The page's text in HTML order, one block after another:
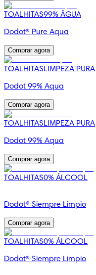
TOALHITAS99% ÁGUA
Dodot® Pure Aqua
Comprar agora
TOALHITASLIMPEZA PURA
Dodot 99% Aqua
Comprar agora
TOALHITASLIMPEZA PURA
Dodot 99% Aqua
Comprar agora
TOALHITAS0% ÁLCOOL
Dodot® Siempre Limpio
Comprar agora
TOALHITAS0% ÁLCOOL
Dodot® Siempre Limpio